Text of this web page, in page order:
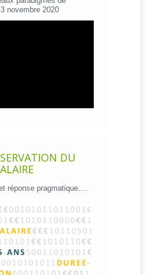
novembre 2020
DU
réponse pragmatique….